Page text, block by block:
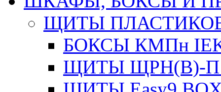
ЩИТЫ
БОКСЫ КМПн
ЩИТЫ ЩРН(В)-П